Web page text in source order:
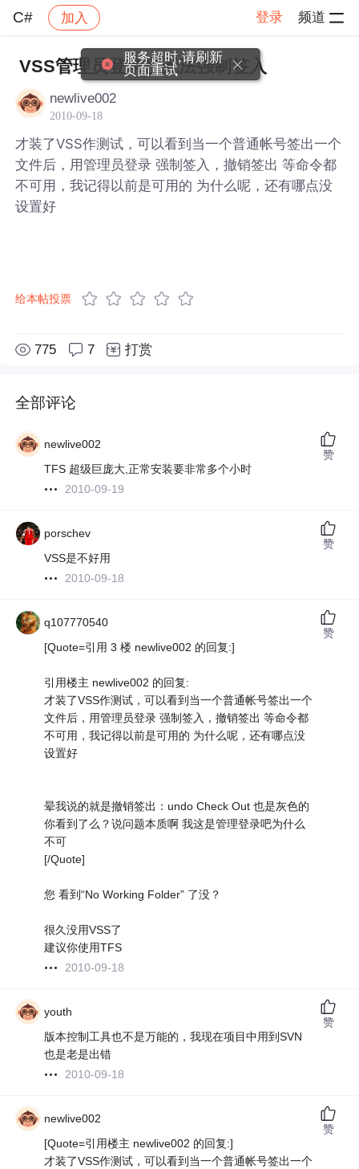
C# 加入 登录 频道
社区 C# 帖子详情
VSS管理员登录也无法强制签入
newlive002
2010-09-18
才装了VSS作测试，可以看到当一个普通帐号签出一个
文件后，用管理员登录 强制签入，撤销签出 等命令都
不可用，我记得以前是可用的 为什么呢，还有哪点没
设置好
给本帖投票
775 7 打赏
全部评论
newlive002
TFS 超级巨庞大,正常安装要非常多个小时
2010-09-19
赞
porschev
VSS是不好用
2010-09-18
赞
q107770540
[Quote=引用 3 楼 newlive002 的回复:]
引用楼主 newlive002 的回复:
才装了VSS作测试，可以看到当一个普通帐号签出一个
文件后，用管理员登录 强制签入，撤销签出 等命令都
不可用，我记得以前是可用的 为什么呢，还有哪点没
设置好
晕我说的就是撤销签出：undo Check Out 也是灰色的
你看到了么？说问题本质啊 我这是管理登录吧为什么
不可
[/Quote]
您 看到“No Working Folder” 了没？
很久没用VSS了
建议你使用TFS
2010-09-18
赞
youth
版本控制工具也不是万能的，我现在项目中用到SVN
也是老是出错
2010-09-18
赞
newlive002
[Quote=引用楼主 newlive002 的回复:]
才装了VSS作测试，可以看到当一个普通帐号签出一个
赞
服务超时,请刷新
页面重试